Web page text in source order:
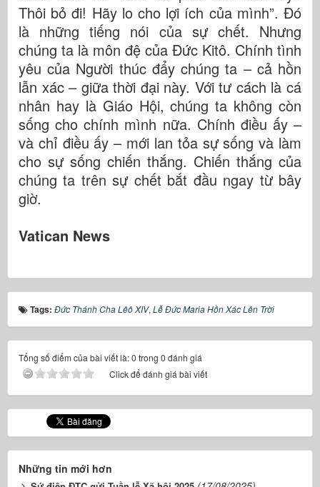
Thôi bỏ đi! Hãy lo cho lợi ích của mình”. Đó
là những tiếng nói của sự chết. Nhưng
chúng ta là môn đệ của Đức Kitô. Chính tình
yêu của Người thúc đẩy chúng ta – cả hồn
lẫn xác – giữa thời đại này. Với tư cách là cá
nhân hay là Giáo Hội, chúng ta không còn
sống cho chính mình nữa. Chính điều ấy –
và chỉ điều ấy – mới lan tỏa sự sống và làm
cho sự sống chiến thắng. Chiến thắng của
chúng ta trên sự chết bắt đầu ngay từ bây
giờ.
Vatican News
Tags: Đức Thánh Cha Lêô XIV, Lễ Đức Maria Hồn Xác Lên Trời
Tổng số điểm của bài viết là: 0 trong 0 đánh giá
Click để đánh giá bài viết
Những tin mới hơn